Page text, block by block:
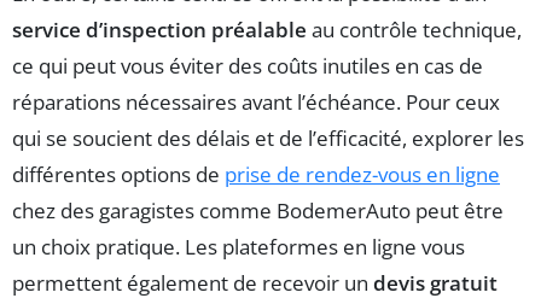
service d’inspection préalable au contrôle technique,
ce qui peut vous éviter des coûts inutiles en cas de
réparations nécessaires avant l’échéance. Pour ceux
qui se soucient des délais et de l’efficacité, explorer les
différentes options de prise de rendez-vous en ligne
chez des garagistes comme BodemerAuto peut être
un choix pratique. Les plateformes en ligne vous
permettent également de recevoir un devis gratuit